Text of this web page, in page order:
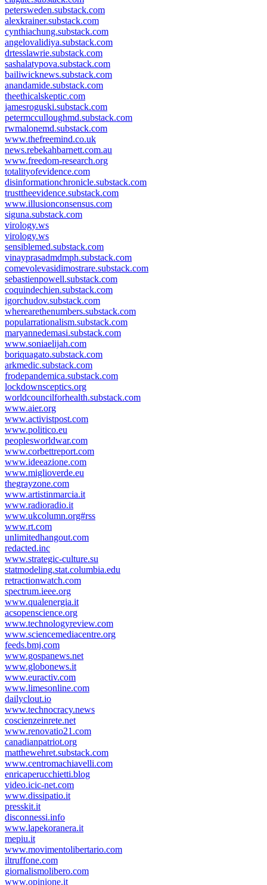
petersweden.substack.com
alexkrainer.substack.com
cynthiachung.substack.com
angelovalidiya.substack.com
drtesslawrie.substack.com
sashalatypova.substack.com
bailiwicknews.substack.com
anandamide.substack.com
theethicalskeptic.com
jamesroguski.substack.com
petermcculloughmd.substack.com
rwmalonemd.substack.com
www.thefreemind.co.uk
news.rebekahbarnett.com.au
www.freedom-research.org
totalityofevidence.com
disinformationchronicle.substack.com
trusttheevidence.substack.com
www.illusionconsensus.com
siguna.substack.com
virology.ws
virology.ws
sensiblemed.substack.com
vinayprasadmdmph.substack.com
comevolevasidimostrare.substack.com
sebastienpowell.substack.com
coquindechien.substack.com
igorchudov.substack.com
wherearethenumbers.substack.com
popularrationalism.substack.com
maryannedemasi.substack.com
www.soniaelijah.com
boriquagato.substack.com
arkmedic.substack.com
frodepandemica.substack.com
lockdownsceptics.org
worldcouncilforhealth.substack.com
www.aier.org
www.activistpost.com
www.politico.eu
peoplesworldwar.com
www.corbettreport.com
www.ideeazione.com
www.miglioverde.eu
thegrayzone.com
www.artistinmarcia.it
www.radioradio.it
www.ukcolumn.org#rss
www.rt.com
unlimitedhangout.com
redacted.inc
www.strategic-culture.su
statmodeling.stat.columbia.edu
retractionwatch.com
spectrum.ieee.org
www.qualenergia.it
acsopenscience.org
www.technologyreview.com
www.sciencemediacentre.org
feeds.bmj.com
www.gospanews.net
www.globonews.it
www.euractiv.com
www.limesonline.com
dailyclout.io
www.technocracy.news
coscienzeinrete.net
www.renovatio21.com
canadianpatriot.org
matthewehret.substack.com
www.centromachiavelli.com
enricaperucchietti.blog
video.icic-net.com
www.dissipatio.it
presskit.it
disconnessi.info
www.lapekoranera.it
mepiu.it
www.movimentolibertario.com
iltruffone.com
giornalismolibero.com
www.opinione.it